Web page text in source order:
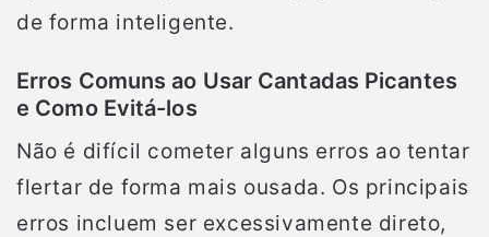
de forma inteligente.
Erros Comuns ao Usar Cantadas Picantes
e Como Evitá-los
Não é difícil cometer alguns erros ao tentar
flertar de forma mais ousada. Os principais
erros incluem ser excessivamente direto,